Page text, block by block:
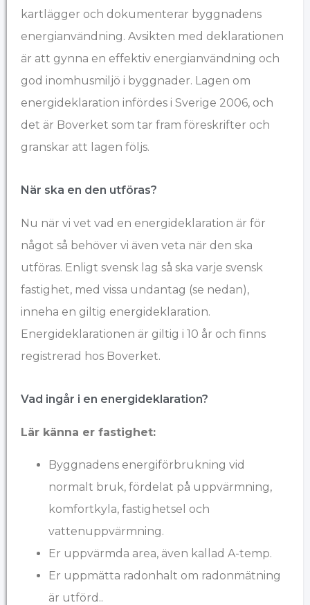
kartlägger och dokumenterar byggnadens
energianvändning. Avsikten med deklarationen
är att gynna en effektiv energianvändning och
god inomhusmiljö i byggnader. Lagen om
energideklaration infördes i Sverige 2006, och
det är Boverket som tar fram föreskrifter och
granskar att lagen följs.
När ska en den utföras?
Nu när vi vet vad en energideklaration är för
något så behöver vi även veta när den ska
utföras. Enligt svensk lag så ska varje svensk
fastighet, med vissa undantag (se nedan),
inneha en giltig energideklaration.
Energideklarationen är giltig i 10 år och finns
registrerad hos Boverket.
Vad ingår i en energideklaration?
Lär känna er fastighet:
Byggnadens energiförbrukning vid
normalt bruk, fördelat på uppvärmning,
komfortkyla, fastighetsel och
vattenuppvärmning.
Er uppvärmda area, även kallad A-temp.
Er uppmätta radonhalt om radonmätning
är utförd..